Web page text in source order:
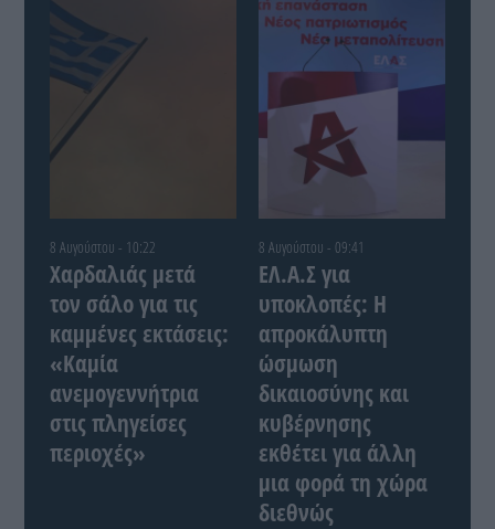
8 Αυγούστου - 10:22
Χαρδαλιάς μετά
τον σάλο για τις
καμμένες εκτάσεις:
«Καμία
ανεμογεννήτρια
στις πληγείσες
περιοχές»
8 Αυγούστου - 09:41
ΕΛ.Α.Σ για
υποκλοπές: Η
απροκάλυπτη
ώσμωση
δικαιοσύνης και
κυβέρνησης
εκθέτει για άλλη
μια φορά τη χώρα
διεθνώς